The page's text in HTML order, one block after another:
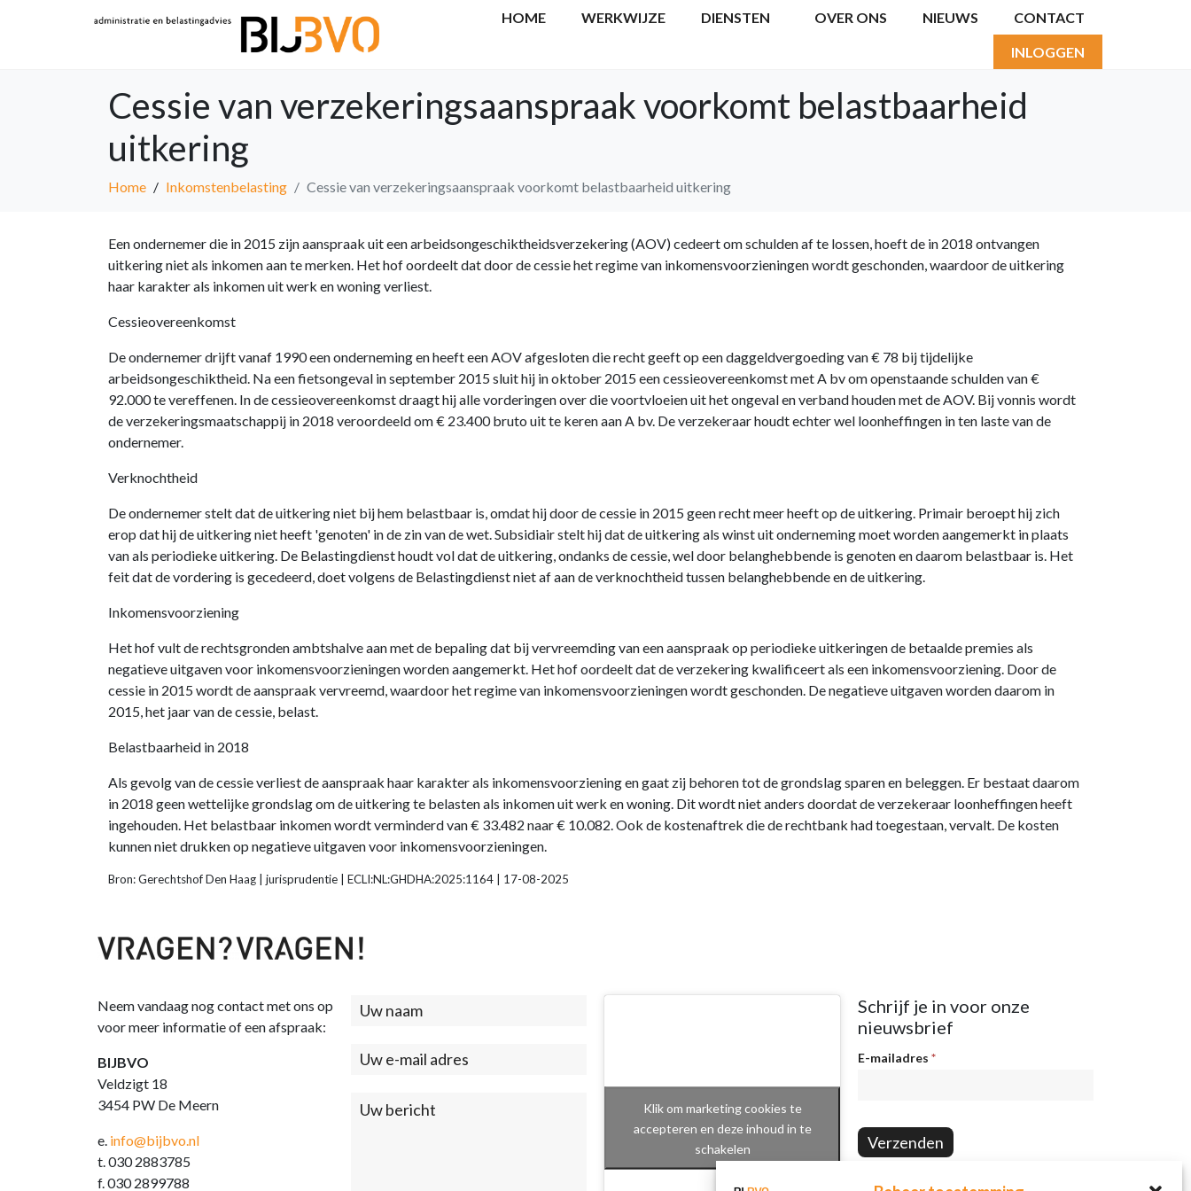
HOME WERKWIJZE DIENSTEN OVER ONS NIEUWS CONTACT
INLOGGEN
Cessie van verzekeringsaanspraak voorkomt belastbaarheid
uitkering
Home Inkomstenbelasting Cessie van verzekeringsaanspraak voorkomt belastbaarheid uitkering
Een ondernemer die in 2015 zijn aanspraak uit een arbeidsongeschiktheidsverzekering (AOV) cedeert om schulden af te lossen, hoeft de in 2018 ontvangen
uitkering niet als inkomen aan te merken. Het hof oordeelt dat door de cessie het regime van inkomensvoorzieningen wordt geschonden, waardoor de uitkering
haar karakter als inkomen uit werk en woning verliest.
Cessieovereenkomst
De ondernemer drijft vanaf 1990 een onderneming en heeft een AOV afgesloten die recht geeft op een daggeldvergoeding van € 78 bij tijdelijke
arbeidsongeschiktheid. Na een fietsongeval in september 2015 sluit hij in oktober 2015 een cessieovereenkomst met A bv om openstaande schulden van €
92.000 te vereffenen. In de cessieovereenkomst draagt hij alle vorderingen over die voortvloeien uit het ongeval en verband houden met de AOV. Bij vonnis wordt
de verzekeringsmaatschappij in 2018 veroordeeld om € 23.400 bruto uit te keren aan A bv. De verzekeraar houdt echter wel loonheffingen in ten laste van de
ondernemer.
Verknochtheid
De ondernemer stelt dat de uitkering niet bij hem belastbaar is, omdat hij door de cessie in 2015 geen recht meer heeft op de uitkering. Primair beroept hij zich
erop dat hij de uitkering niet heeft 'genoten' in de zin van de wet. Subsidiair stelt hij dat de uitkering als winst uit onderneming moet worden aangemerkt in plaats
van als periodieke uitkering. De Belastingdienst houdt vol dat de uitkering, ondanks de cessie, wel door belanghebbende is genoten en daarom belastbaar is. Het
feit dat de vordering is gecedeerd, doet volgens de Belastingdienst niet af aan de verknochtheid tussen belanghebbende en de uitkering.
Inkomensvoorziening
Het hof vult de rechtsgronden ambtshalve aan met de bepaling dat bij vervreemding van een aanspraak op periodieke uitkeringen de betaalde premies als
negatieve uitgaven voor inkomensvoorzieningen worden aangemerkt. Het hof oordeelt dat de verzekering kwalificeert als een inkomensvoorziening. Door de
cessie in 2015 wordt de aanspraak vervreemd, waardoor het regime van inkomensvoorzieningen wordt geschonden. De negatieve uitgaven worden daarom in
2015, het jaar van de cessie, belast.
Belastbaarheid in 2018
Als gevolg van de cessie verliest de aanspraak haar karakter als inkomensvoorziening en gaat zij behoren tot de grondslag sparen en beleggen. Er bestaat daarom
in 2018 geen wettelijke grondslag om de uitkering te belasten als inkomen uit werk en woning. Dit wordt niet anders doordat de verzekeraar loonheffingen heeft
ingehouden. Het belastbaar inkomen wordt verminderd van € 33.482 naar € 10.082. Ook de kostenaftrek die de rechtbank had toegestaan, vervalt. De kosten
kunnen niet drukken op negatieve uitgaven voor inkomensvoorzieningen.
Bron: Gerechtshof Den Haag | jurisprudentie | ECLI:NL:GHDHA:2025:1164 | 17-08-2025
Neem vandaag nog contact met ons op
voor meer informatie of een afspraak:
BIJBVO
Veldzigt 18
3454 PW De Meern
e. info@bijbvo.nl
t. 030 2883785
f. 030 2899788
Contact
Klik om marketing cookies te
accepteren en deze inhoud in te
schakelen
Schrijf je in voor onze
nieuwsbrief
Nieuwsbrief
E-mailadres *
Verzenden